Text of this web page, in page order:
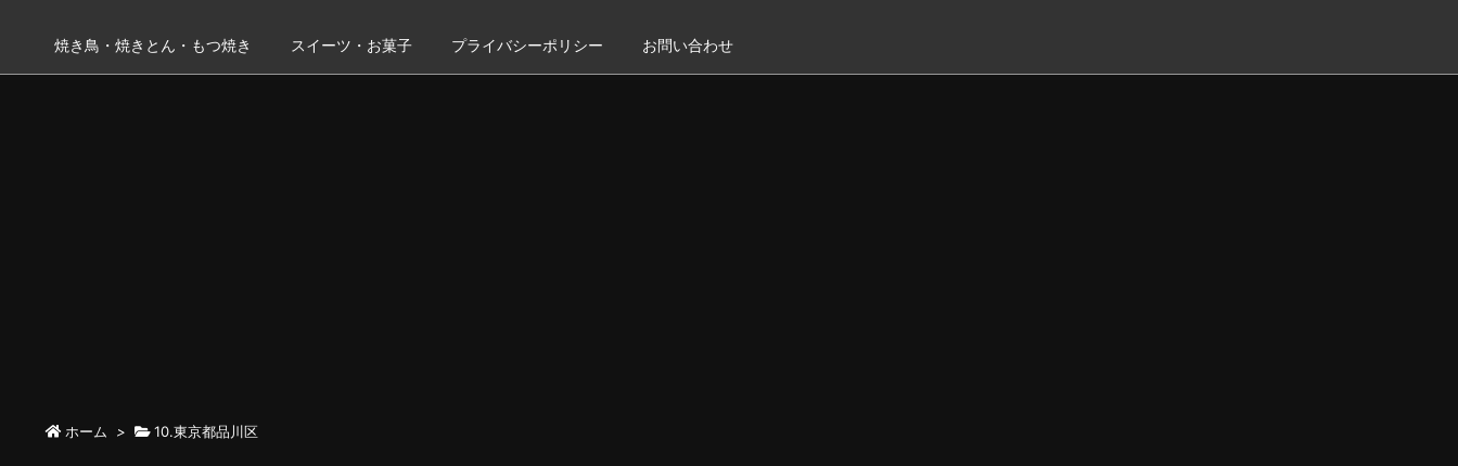
焼き鳥・焼きとん・もつ焼き スイーツ・お菓子 プライバシーポリシー お問い合わせ
ホーム > 10.東京都品川区